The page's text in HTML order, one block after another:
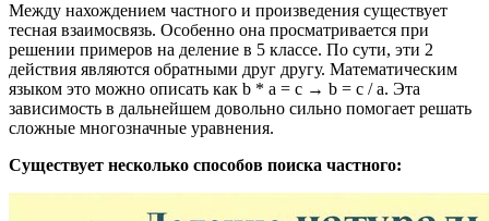
Между нахождением частного и произведения существует
тесная взаимосвязь. Особенно она просматривается при
решении примеров на деление в 5 классе. По сути, эти 2
действия являются обратными друг другу. Математическим
языком это можно описать как b * a = c → b = c / a. Эта
зависимость в дальнейшем довольно сильно помогает решать
сложные многозначные уравнения.
Существует несколько способов поиска частного: